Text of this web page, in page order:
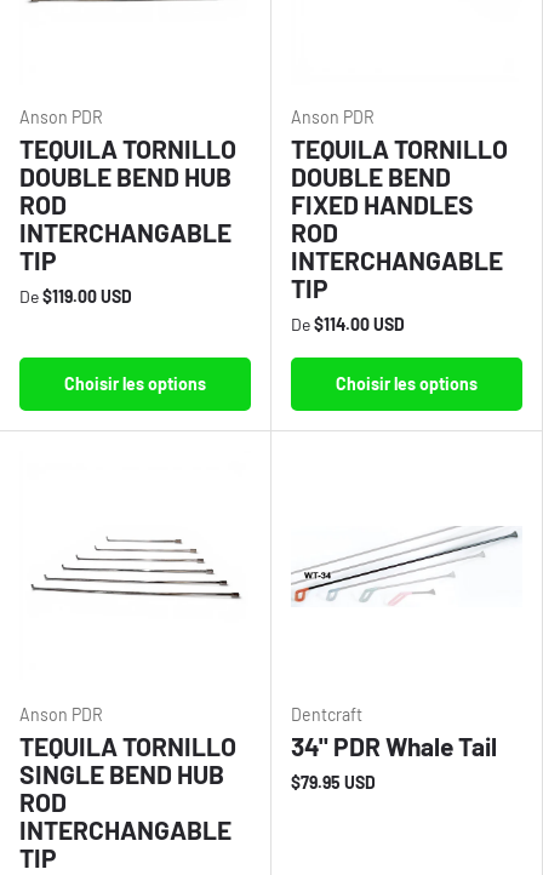
Anson PDR
TEQUILA TORNILLO
DOUBLE BEND HUB
ROD
INTERCHANGABLE
TIP
De$119.00 USD
Choisir les options
Anson PDR
TEQUILA TORNILLO
DOUBLE BEND
FIXED HANDLES
ROD
INTERCHANGABLE
TIP
De$114.00 USD
Choisir les options
Anson PDR
TEQUILA TORNILLO
SINGLE BEND HUB
ROD
INTERCHANGABLE
TIP
Dentcraft
34" PDR Whale Tail
$79.95 USD